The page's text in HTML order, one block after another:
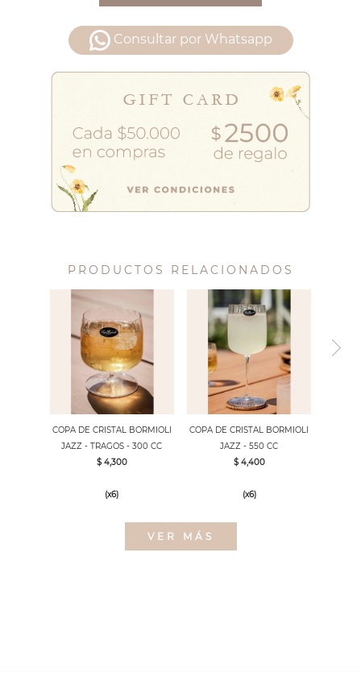
Consultar por Whatsapp
PRODUCTOS RELACIONADOS
COPA DE CRISTAL BORMIOLI
JAZZ - TRAGOS - 300 CC
$ 4,300
(x6)
COPA DE CRISTAL BORMIOLI
JAZZ - 550 CC
$ 4,400
(x6)
VER MÁS